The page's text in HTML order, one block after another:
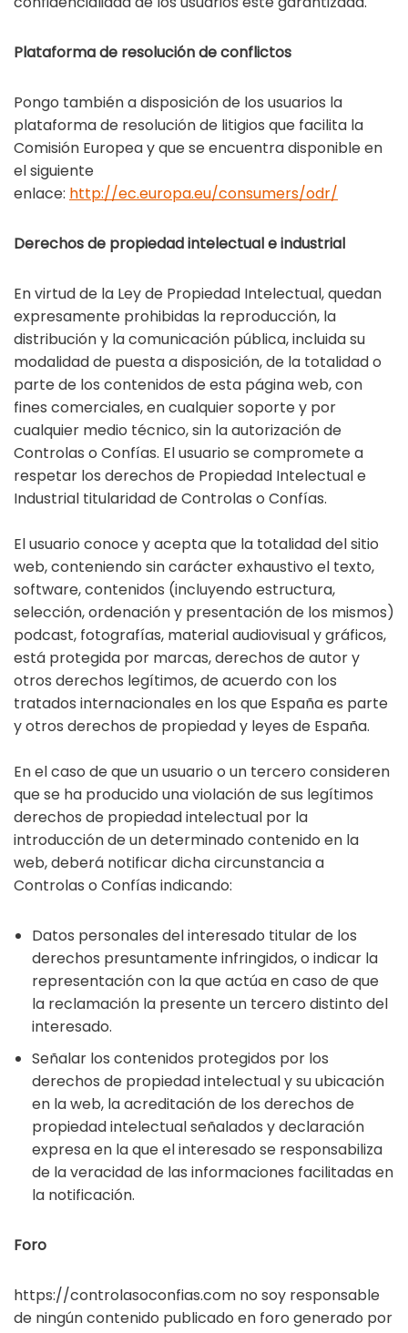
Plataforma de resolución de conflictos
Pongo también a disposición de los usuarios la
plataforma de resolución de litigios que facilita la
Comisión Europea y que se encuentra disponible en
el siguiente
enlace: http://ec.europa.eu/consumers/odr/
Derechos de propiedad intelectual e industrial
En virtud de la Ley de Propiedad Intelectual, quedan
expresamente prohibidas la reproducción, la
distribución y la comunicación pública, incluida su
modalidad de puesta a disposición, de la totalidad o
parte de los contenidos de esta página web, con
fines comerciales, en cualquier soporte y por
cualquier medio técnico, sin la autorización de
Controlas o Confías. El usuario se compromete a
respetar los derechos de Propiedad Intelectual e
Industrial titularidad de Controlas o Confías.
El usuario conoce y acepta que la totalidad del sitio
web, conteniendo sin carácter exhaustivo el texto,
software, contenidos (incluyendo estructura,
selección, ordenación y presentación de los mismos)
podcast, fotografías, material audiovisual y gráficos,
está protegida por marcas, derechos de autor y
otros derechos legítimos, de acuerdo con los
tratados internacionales en los que España es parte
y otros derechos de propiedad y leyes de España.
En el caso de que un usuario o un tercero consideren
que se ha producido una violación de sus legítimos
derechos de propiedad intelectual por la
introducción de un determinado contenido en la
web, deberá notificar dicha circunstancia a
Controlas o Confías indicando:
Datos personales del interesado titular de los
derechos presuntamente infringidos, o indicar la
representación con la que actúa en caso de que
la reclamación la presente un tercero distinto del
interesado.
Señalar los contenidos protegidos por los
derechos de propiedad intelectual y su ubicación
en la web, la acreditación de los derechos de
propiedad intelectual señalados y declaración
expresa en la que el interesado se responsabiliza
de la veracidad de las informaciones facilitadas en
la notificación.
Foro
https://controlasoconfias.com no soy responsable
de ningún contenido publicado en foro generado por